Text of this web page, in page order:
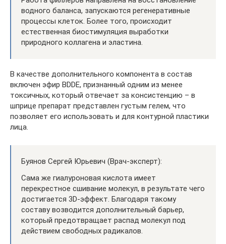
водного баланса, запускаются регенеративные
процессы клеток. Более того, происходит
естественная биостимуляция выработки
природного коллагена и эластина.
В качестве дополнительного компонента в состав
включен эфир BDDE, признанный одним из менее
токсичных, который отвечает за консистенцию – в
шприце препарат представлен густым гелем, что
позволяет его использовать и для контурной пластики
лица.
Буянов Сергей Юрьевич (Врач-эксперт):
Сама же гиалуроновая кислота имеет
перекрестное сшивание молекул, в результате чего
достигается 3D-эффект. Благодаря такому
составу возводится дополнительный барьер,
который предотвращает распад молекул под
действием свободных радикалов.